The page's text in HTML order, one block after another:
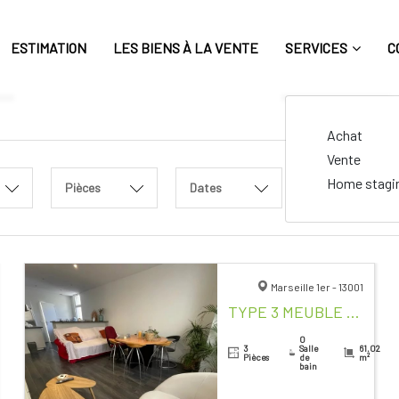
ESTIMATION LES BIENS À LA VENTE SERVICES
Achat
Vente
Home
Pièces Dates
Marseille 1er - 13001
TYPE 3 MEUBLE MARSEILLE CENTRE VILLE
3
Pièces
0
Salle
de
bain
61.02
m²